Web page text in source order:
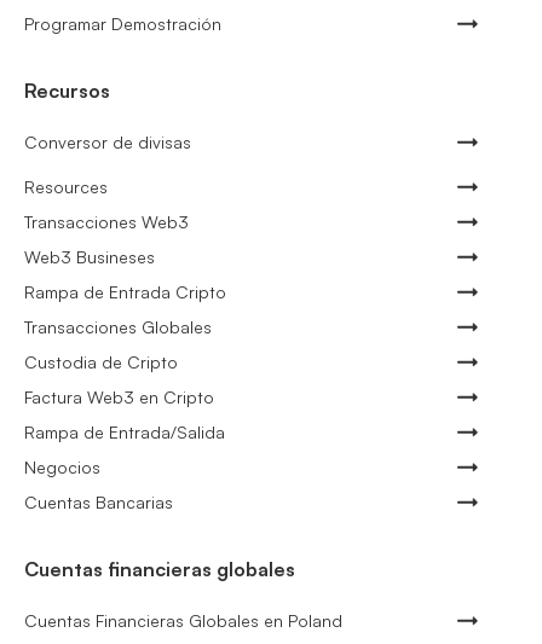
Programar Demostración
Recursos
Conversor de divisas
Resources
Transacciones Web3
Web3 Busineses
Rampa de Entrada Cripto
Transacciones Globales
Custodia de Cripto
Factura Web3 en Cripto
Rampa de Entrada/Salida
Negocios
Cuentas Bancarias
Cuentas financieras globales
Cuentas Financieras Globales en Poland